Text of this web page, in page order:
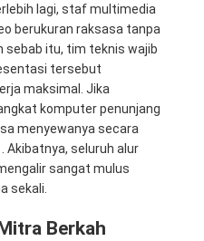
lagi, staf multimedia
berukuran raksasa tanpa
sebab itu, tim teknis wajib
tersebut
maksimal. Jika
komputer penunjang
menyewanya secara
. Akibatnya, seluruh alur
sangat mulus
sekali.
Berkah